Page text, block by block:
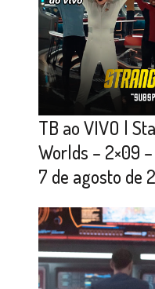
TB ao VIVO |
Worlds – 2×09
7 de agosto de